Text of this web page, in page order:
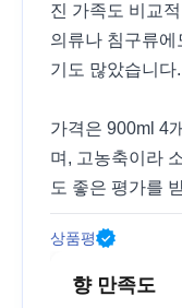
진 가족도 비교
의류나 침구류
기도 많았습니다.
가격은 900ml 4
며, 고농축이라
도 좋은 평가를
상품평
향 만족도